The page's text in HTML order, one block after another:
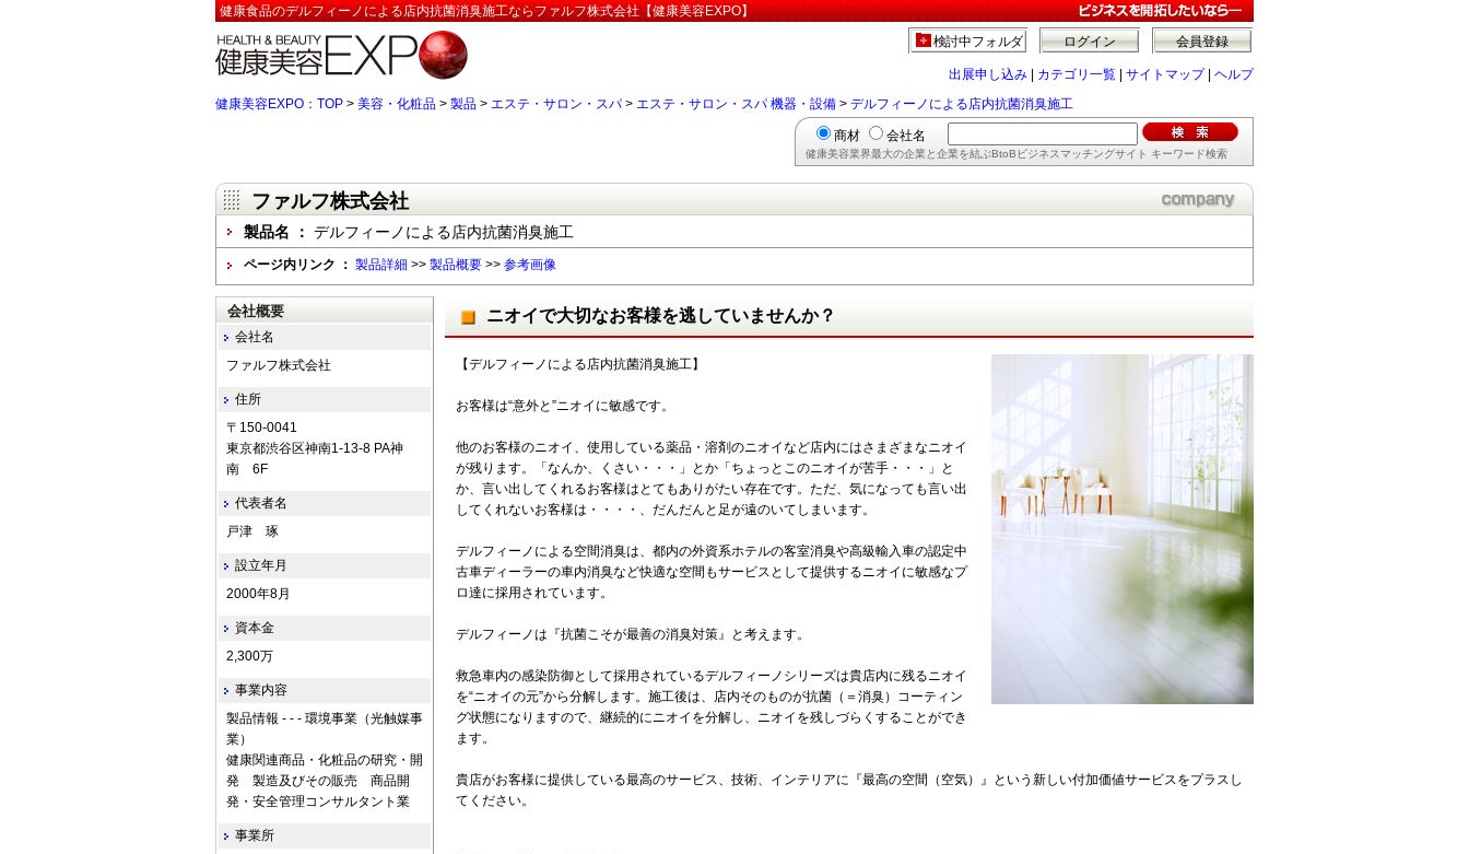
健康食品のデルフィーノによる店内抗菌消臭施工ならファルフ株式会社【健康美容EXPO】
会員登録
ログイン
検討中フォルダ
出展申し込み カテゴリ一覧 サイトマップ| ヘルプ
健康美容EXPO：TOP > 美容・化粧品 > 製品 > エステ・サロン・スパ> エステ・サロン・スパ 機器・設備 > デルフィーノによる店内抗菌消臭施工
商材 会社名
健康美容業界最大の企業と企業を結ぶBtoBビジネスマッチングサイト キーワード検索
ファルフ株式会社
製品名 ： デルフィーノによる店内抗菌消臭施工
ページ内リンク ： 製品詳細 >> 製品概要 >> 参考画像
ニオイで大切なお客様を逃していませんか？
【デルフィーノによる店内抗菌消臭施工】
お客様は“意外と”ニオイに敏感です。
他のお客様のニオイ、使用している薬品・溶剤のニオイなど店内にはさまざまなニオイ
が残ります。「なんか、くさい・・・」とか「ちょっとこのニオイが苦手・・・」と
か、言い出してくれるお客様はとてもありがたい存在です。ただ、気になっても言い出
してくれないお客様は・・・・、だんだんと足が遠のいてしまいます。
デルフィーノによる空間消臭は、都内の外資系ホテルの客室消臭や高級輸入車の認定中
古車ディーラーの車内消臭など快適な空間もサービスとして提供するニオイに敏感なプ
ロ達に採用されています。
デルフィーノは『抗菌こそが最善の消臭対策』と考えます。
救急車内の感染防御として採用されているデルフィーノシリーズは貴店内に残るニオイ
を“ニオイの元”から分解します。施工後は、店内そのものが抗菌（＝消臭）コーティン
グ状態になりますので、継続的にニオイを分解し、ニオイを残しづらくすることができ
ます。
貴店がお客様に提供している最高のサービス、技術、インテリアに『最高の空間（空気）』という新しい付加価値サービスをプラスし
てください。
会社概要
会社名
ファルフ株式会社
住所
〒150-0041
東京都渋谷区神南1-13-8 PA神
南 6F
代表者名
戸津 琢
設立年月
2000年8月
資本金
2,300万
事業内容
製品情報 - - - 環境事業（光触媒事
業）
健康関連商品・化粧品の研究・開
発 製造及びその販売 商品開
発・安全管理コンサルタント業
事業所